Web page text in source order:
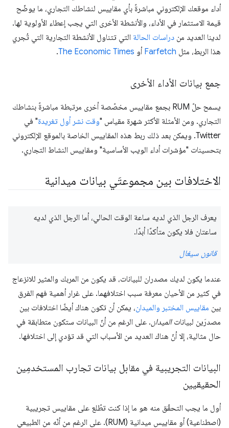
أداء موقعك الإلكتروني مباشرةً بأي مقاييس لنشاطك التجاري، ما يوضّح
قيمة الاستثمار في الأداء، والأنشطة الأخرى التي يجب إعطاء الأولوية لها.
لدينا العديد من دراسات الحالة التي تتناول الأنشطة التجارية التي تُجري
هذا الربط، مثل Farfetch أو The Economic Times
.
جمع بيانات الأداء الأخرى
يسمح حلّ RUM بجمع مقاييس مخصّصة أخرى مرتبطة مباشرةً بنشاطك
التجاري. ومن الأمثلة الأكثر شهرة مقياس "وقت نشر أول تغريدة" في
Twitter. ويمكن بعد ذلك ربط هذه المقاييس الخاصة بالموقع الإلكتروني
بتحسينات "مؤشرات أداء الويب الأساسية" ومقاييس النشاط التجاري.
الاختلافات بين مجموعتَي بيانات ميدانية
يعرف الرجل الذي لديه ساعة الوقت الحالي، أما الرجل الذي لديه
ساعتان فلا يكون متأكدًا أبدًا.
قانون سيغال
عندما يكون لديك مصدران للبيانات، قد يكون من المربك والمثير للانزعاج
في كثير من الأحيان معرفة سبب اختلافهما. على غرار أهمية فهم الفرق
بين مقاييس المختبر والميدان، يمكن أن تكون هناك أيضًا اختلافات بين
مصدرَين لبياناتالميدان. على الرغم من أنّ البيانات ستكون متطابقة في
حال مثالية، إلا أنّ هناك العديد من الأسباب التي قد تؤدي إلى اختلافها.
البيانات التجريبية في مقابل بيانات تجارب المستخدمِين
الحقيقيين
أول ما يجب التحقّق منه هو ما إذا كنت تطّلع على مقاييس تجريبية
(اصطناعية) أو مقاييس ميدانية (RUM). على الرغم من أنّه من الطبيعي